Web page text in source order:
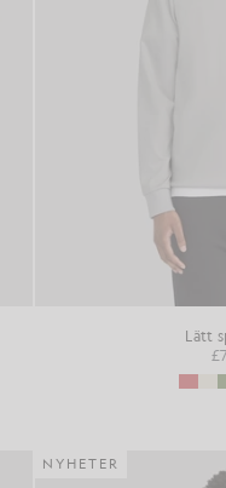
Lätt
NYHETER